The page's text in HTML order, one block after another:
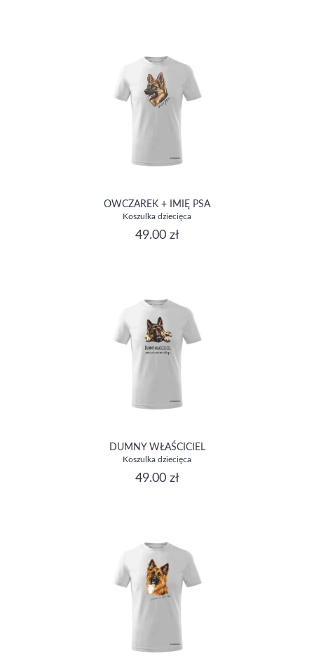
OWCZAREK + IMIĘ PSA
Koszulka dziecięca
49.00 zł
DUMNY WŁAŚCICIEL
Koszulka dziecięca
49.00 zł